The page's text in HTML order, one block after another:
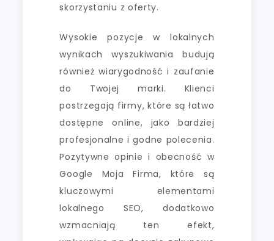
skorzystaniu z oferty.
Wysokie pozycje w lokalnych
wynikach wyszukiwania budują
również wiarygodność i zaufanie
do Twojej marki. Klienci
postrzegają firmy, które są łatwo
dostępne online, jako bardziej
profesjonalne i godne polecenia.
Pozytywne opinie i obecność w
Google Moja Firma, które są
kluczowymi elementami
lokalnego SEO, dodatkowo
wzmacniają ten efekt,